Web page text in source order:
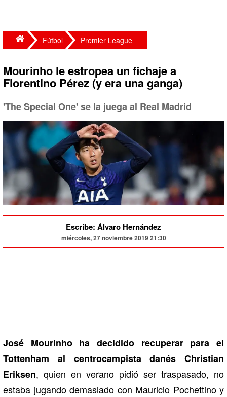
Fútbol Premier League
Mourinho le estropea un fichaje a
Florentino Pérez (y era una ganga)
'The Special One' se la juega al Real Madrid
Escribe: Álvaro Hernández
miércoles, 27 noviembre 2019 21:30
José Mourinho ha decidido recuperar para el
Tottenham al centrocampista danés Christian
Eriksen, quien en verano pidió ser traspasado, no
estaba jugando demasiado con Mauricio Pochettino y